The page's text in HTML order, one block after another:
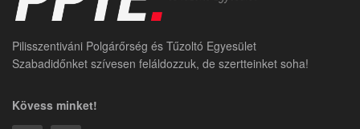
Pilisszentiváni Polgárőrség és Tűzoltó Egyesület
Szabadidőnket szívesen feláldozzuk, de szertteinket soha!
Kövess minket!